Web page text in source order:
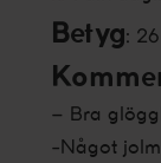
Betyg: 26
– Bra
-Något